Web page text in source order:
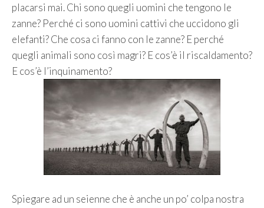
placarsi mai. Chi sono quegli uomini che tengono le
zanne? Perché ci sono uomini cattivi che uccidono gli
elefanti? Che cosa ci fanno con le zanne? E perché
quegli animali sono così magri? E cos’è il riscaldamento?
E cos’è l’inquinamento?
Spiegare ad un seienne che è anche un po’ colpa nostra